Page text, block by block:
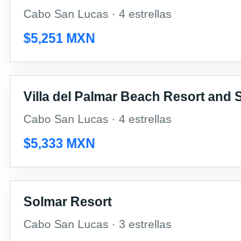
Cabo San Lucas · 4 estrellas
$5,251 MXN
Villa del Palmar Beach Resort and
Cabo San Lucas · 4 estrellas
$5,333 MXN
Solmar Resort
Cabo San Lucas · 3 estrellas